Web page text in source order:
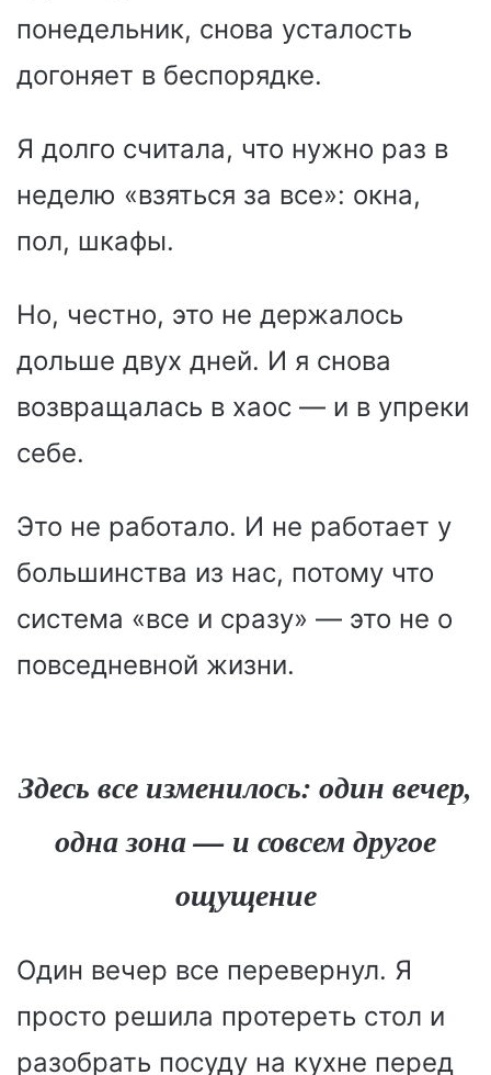
понедельник, снова усталость
догоняет в беспорядке.
Я долго считала, что нужно раз в
неделю «взяться за все»: окна,
пол, шкафы.
Но, честно, это не держалось
дольше двух дней. И я снова
возвращалась в хаос — и в упреки
себе.
Это не работало. И не работает у
большинства из нас, потому что
система «все и сразу» — это не о
повседневной жизни.
Здесь все изменилось: один вечер,
одна зона — и совсем другое
ощущение
Один вечер все перевернул. Я
просто решила протереть стол и
разобрать посуду на кухне перед